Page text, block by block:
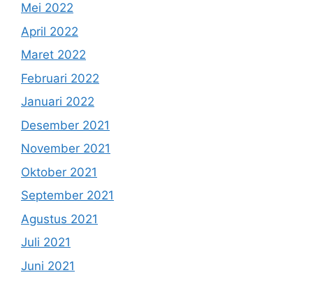
Mei 2022
April 2022
Maret 2022
Februari 2022
Januari 2022
Desember 2021
November 2021
Oktober 2021
September 2021
Agustus 2021
Juli 2021
Juni 2021